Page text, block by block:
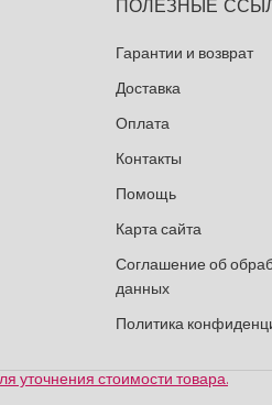
ПОЛЕЗНЫЕ
Гарантии и возврат
Доставка
Оплата
Контакты
Помощь
Карта сайта
Соглашение об
данных
Политика
уточнения стоимости товара.